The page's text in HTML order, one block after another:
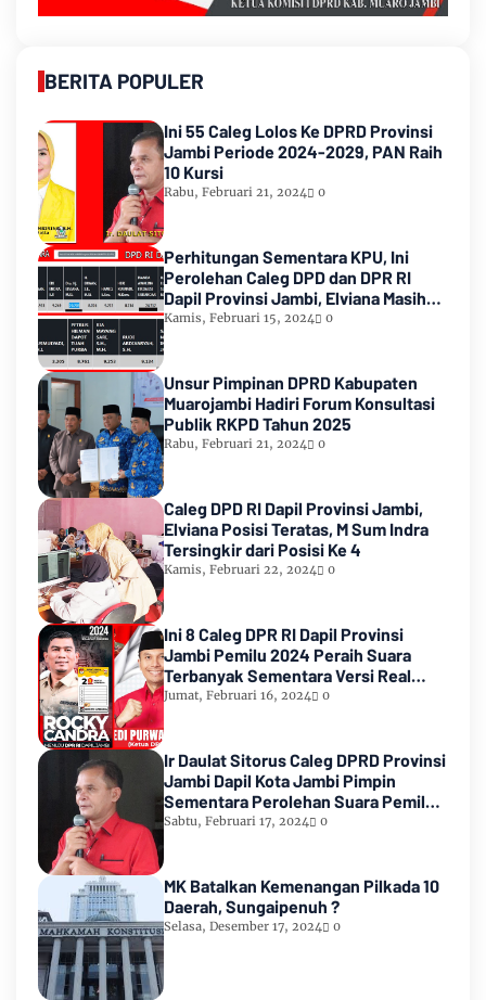
BERITA POPULER
Ini 55 Caleg Lolos Ke DPRD Provinsi
Jambi Periode 2024-2029, PAN Raih
10 Kursi
Rabu, Februari 21, 2024 0
Perhitungan Sementara KPU, Ini
Perolehan Caleg DPD dan DPR RI
Dapil Provinsi Jambi, Elviana Masih
Urutan Kedua Teratas
Kamis, Februari 15, 2024 0
Unsur Pimpinan DPRD Kabupaten
Muarojambi Hadiri Forum Konsultasi
Publik RKPD Tahun 2025
Rabu, Februari 21, 2024 0
Caleg DPD RI Dapil Provinsi Jambi,
Elviana Posisi Teratas, M Sum Indra
Tersingkir dari Posisi Ke 4
Kamis, Februari 22, 2024 0
Ini 8 Caleg DPR RI Dapil Provinsi
Jambi Pemilu 2024 Peraih Suara
Terbanyak Sementara Versi Real
Count KPU RI
Jumat, Februari 16, 2024 0
Ir Daulat Sitorus Caleg DPRD Provinsi
Jambi Dapil Kota Jambi Pimpin
Sementara Perolehan Suara Pemilu
2024
Sabtu, Februari 17, 2024 0
MK Batalkan Kemenangan Pilkada 10
Daerah, Sungaipenuh ?
Selasa, Desember 17, 2024 0